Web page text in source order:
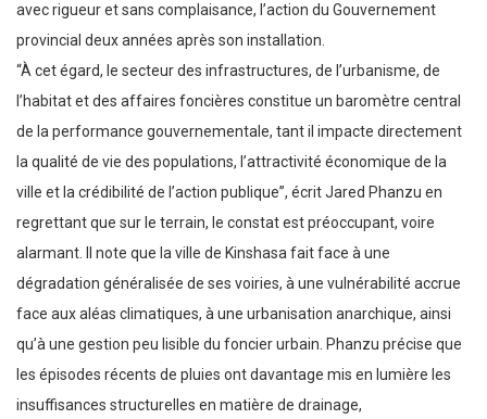
avec rigueur et sans complaisance, l’action du Gouvernement
provincial deux années après son installation.
“À cet égard, le secteur des infrastructures, de l’urbanisme, de
l’habitat et des affaires foncières constitue un baromètre central
de la performance gouvernementale, tant il impacte directement
la qualité de vie des populations, l’attractivité économique de la
ville et la crédibilité de l’action publique”, écrit Jared Phanzu en
regrettant que sur le terrain, le constat est préoccupant, voire
alarmant. Il note que la ville de Kinshasa fait face à une
dégradation généralisée de ses voiries, à une vulnérabilité accrue
face aux aléas climatiques, à une urbanisation anarchique, ainsi
qu’à une gestion peu lisible du foncier urbain. Phanzu précise que
les épisodes récents de pluies ont davantage mis en lumière les
insuffisances structurelles en matière de drainage,